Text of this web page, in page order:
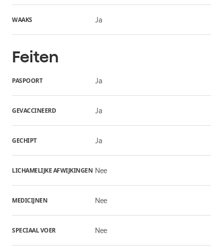
WAAKS Ja
Feiten
PASPOORT Ja
GEVACCINEERD Ja
GECHIPT Ja
LICHAMELIJKE AFWIJKINGEN Nee
MEDICIJNEN Nee
SPECIAAL VOER Nee